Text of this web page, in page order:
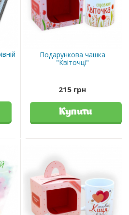
Подарункова чашка
"Квіточці"
215 грн
Купити